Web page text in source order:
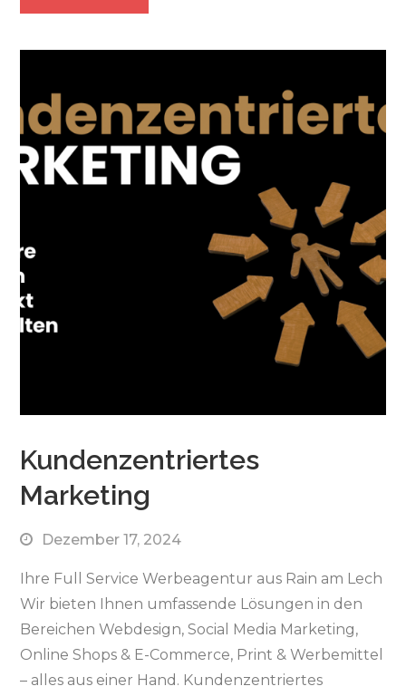
Kundenzentriertes
Marketing
Dezember 17, 2024
Ihre Full Service Werbeagentur aus Rain am Lech
Wir bieten Ihnen umfassende Lösungen in den
Bereichen Webdesign, Social Media Marketing,
Online Shops & E-Commerce, Print & Werbemittel
– alles aus einer Hand. Kundenzentriertes